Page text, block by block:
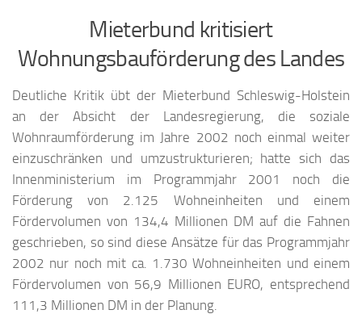
Mieterbund kritisiert
Wohnungsbauförderung des Landes
Deutliche Kritik übt der Mieterbund Schleswig-Holstein
an der Absicht der Landesregierung, die soziale
Wohnraumförderung im Jahre 2002 noch einmal weiter
einzuschränken und umzustrukturieren; hatte sich das
Innenministerium im Programmjahr 2001 noch die
Förderung von 2.125 Wohneinheiten und einem
Fördervolumen von 134,4 Millionen DM auf die Fahnen
geschrieben, so sind diese Ansätze für das Programmjahr
2002 nur noch mit ca. 1.730 Wohneinheiten und einem
Fördervolumen von 56,9 Millionen EURO, entsprechend
111,3 Millionen DM in der Planung.